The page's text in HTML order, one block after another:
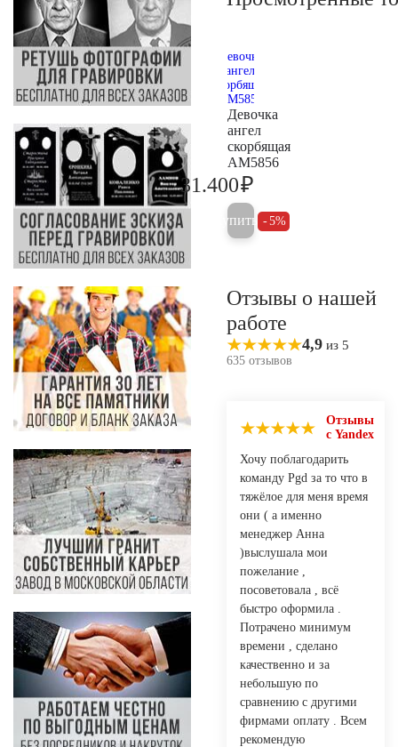
Девочка
ангел
скорбящая
AM5856
31.400₽
Купить 5%
Отзывы о нашей
работе
4,9 из 5
635 отзывов
Отзывы
с Yandex
Хочу поблагодарить
команду Pgd за то что в
тяжёлое для меня время
они ( а именно
менеджер Анна
)выслушала мои
пожелание ,
посоветовала , всё
быстро оформила .
Потрачено минимум
времени , сделано
качественно и за
небольшую по
сравнению с другими
фирмами оплату . Всем
рекомендую